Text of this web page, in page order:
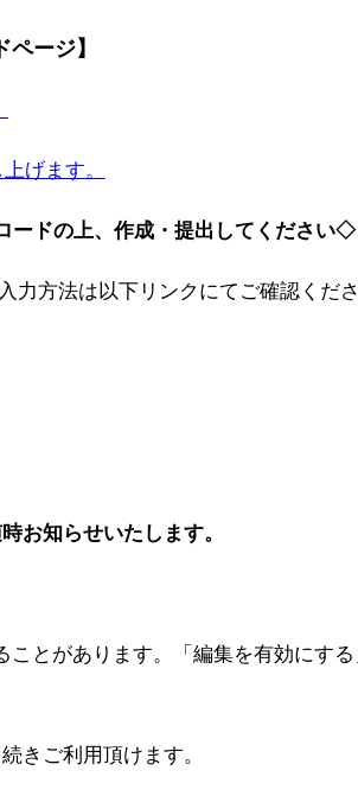
ージ】
げます。
ードの上、作成・提出してください◇
力方法は以下リンクにてご確認くださ
お知らせいたします。
とがあります。「編集を有効にす
きご利用頂けます。